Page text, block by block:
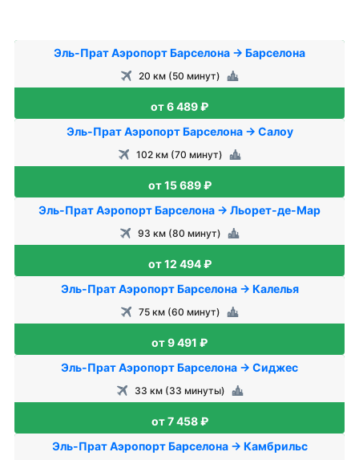
Эль-Прат Аэропорт Барселона → Барселона
20 км (50 минут)
от 6 489 ₽
Эль-Прат Аэропорт Барселона → Салоу
102 км (70 минут)
от 15 689 ₽
Эль-Прат Аэропорт Барселона → Льорет-де-Мар
93 км (80 минут)
от 12 494 ₽
Эль-Прат Аэропорт Барселона → Калелья
75 км (60 минут)
от 9 491 ₽
Эль-Прат Аэропорт Барселона → Сиджес
33 км (33 минуты)
от 7 458 ₽
Эль-Прат Аэропорт Барселона → Камбрильс